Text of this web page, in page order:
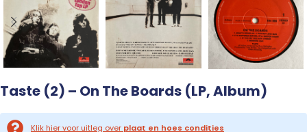
Taste (2) – On The Boards (LP, Album)
Klik hier voor uitleg over plaat en hoes condities